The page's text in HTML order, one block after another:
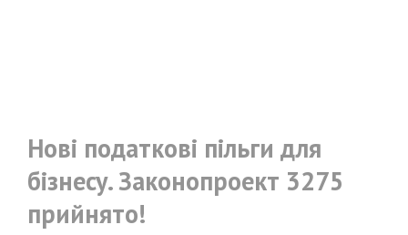
Нові податкові пільги для
бізнесу. Законопроект 3275
прийнято!